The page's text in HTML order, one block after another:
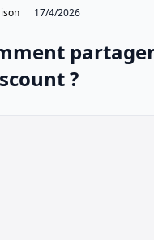
17/4/2026
?